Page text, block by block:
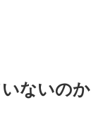
ないのか